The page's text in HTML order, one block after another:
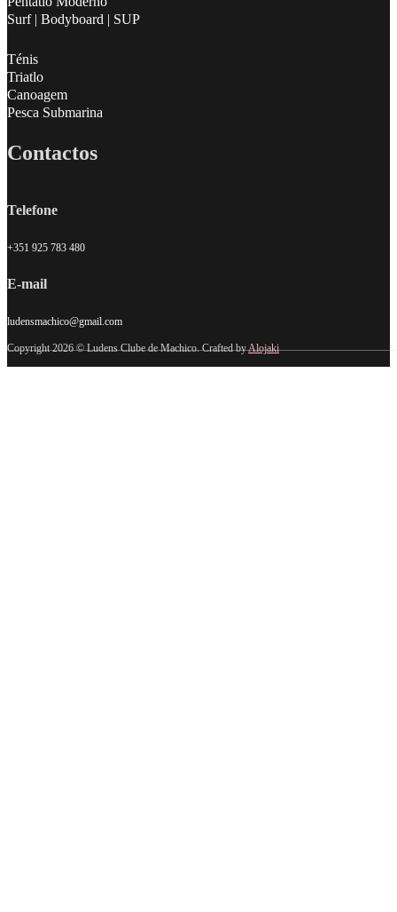
Surf | Bodyboard | SUP
Ténis
Triatlo
Canoagem
Pesca Submarina
Contactos
Telefone
+351 925 783 480
E-mail
ludensmachico@gmail.com
Copyright 2026 © Ludens Clube de Machico. Crafted byAlojaki